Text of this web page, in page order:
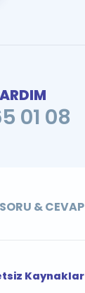
01 08
SORU & CEVAP
Kaynaklar